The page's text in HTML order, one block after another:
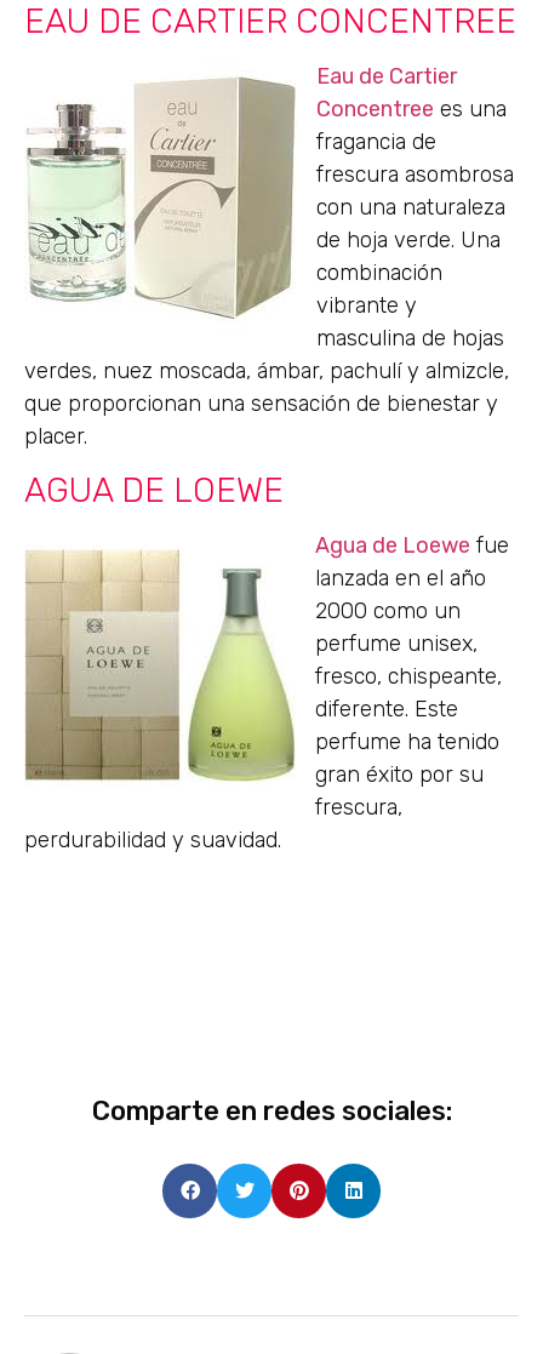
EAU DE CARTIER CONCENTREE
Eau de Cartier
Concentree es una
fragancia de
frescura asombrosa
con una naturaleza
de hoja verde. Una
combinación
vibrante y
masculina de hojas
verdes, nuez moscada, ámbar, pachulí y almizcle,
que proporcionan una sensación de bienestar y
placer.
AGUA DE LOEWE
Agua de Loewe fue
lanzada en el año
2000 como un
perfume unisex,
fresco, chispeante,
diferente. Este
perfume ha tenido
gran éxito por su
frescura,
perdurabilidad y suavidad.
Comparte en redes sociales: